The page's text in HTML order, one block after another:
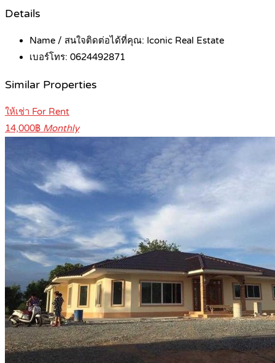
Details
Name / สนใจติดต่อได้ที่คุณ: Iconic Real Estate
เบอร์โทร: 0624492871
Similar Properties
ให้เช่า For Rent
14,000฿ Monthly